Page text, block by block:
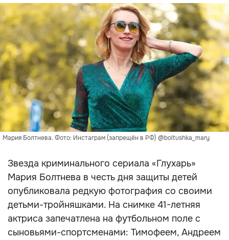
Мария Болтнева. Фото: Инстаграм (запрещён в РФ) @boltushka_mary
Звезда криминального сериала «Глухарь»
Мария Болтнева в честь дня защиты детей
опубликовала редкую фотография со своими
детьми-тройняшками. На снимке 41-летняя
актриса запечатлена на футбольном поле с
сыновьями-спортсменами: Тимофеем, Андреем